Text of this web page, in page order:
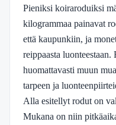
Pieniksi koiraroduiksi
kilogrammaa painavat
että kaupunkiin, ja
reippaasta
huomattavasti muun
tarpeen ja
Alla esitellyt rodut on
Mukana on niin